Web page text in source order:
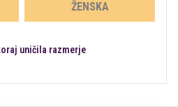
ŽENSKA
uničila razmerje